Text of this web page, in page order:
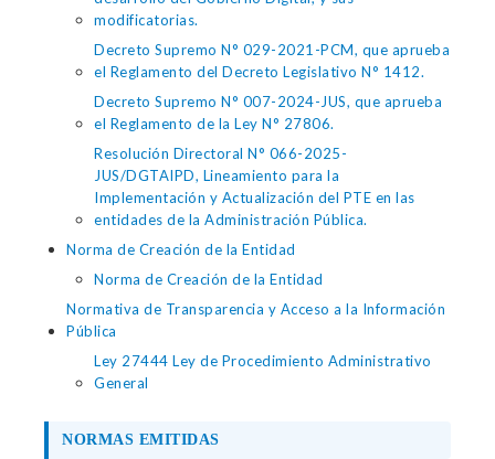
modificatorias.
Decreto Supremo N° 029-2021-PCM, que aprueba
el Reglamento del Decreto Legislativo N° 1412.
Decreto Supremo N° 007-2024-JUS, que aprueba
el Reglamento de la Ley N° 27806.
Resolución Directoral N° 066-2025-
JUS/DGTAIPD, Lineamiento para la
Implementación y Actualización del PTE en las
entidades de la Administración Pública.
Norma de Creación de la Entidad
Norma de Creación de la Entidad
Normativa de Transparencia y Acceso a la Información
Pública
Ley 27444 Ley de Procedimiento Administrativo
General
NORMAS EMITIDAS